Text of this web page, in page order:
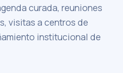
curada, reuniones
visitas a centros de
institucional de